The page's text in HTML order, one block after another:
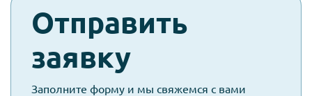
check-
spam
Отправить
заявку
Заполните форму и мы свяжемся с вами